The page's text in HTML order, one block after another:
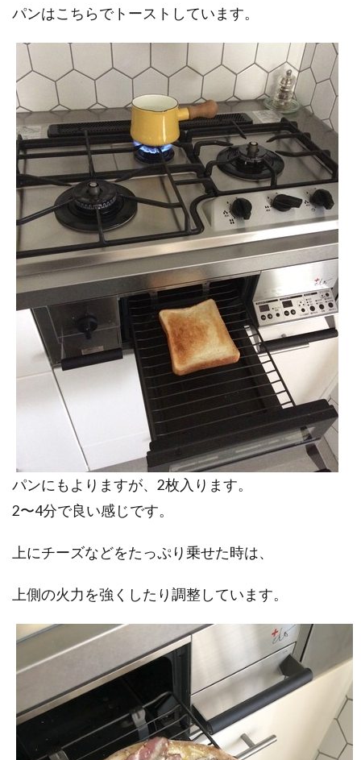
パンはこちらでトーストしています。
パンにもよりますが、2枚入ります。
2〜4分で良い感じです。
上にチーズなどをたっぷり乗せた時は、
上側の火力を強くしたり調整しています。